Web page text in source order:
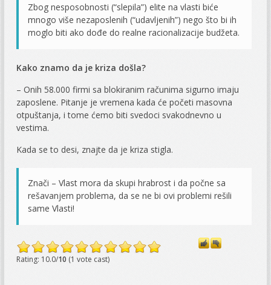
Zbog nesposobnosti (“slepila”) elite na vlasti biće
mnogo više nezaposlenih (“udavljenih”) nego što bi ih
moglo biti ako dođe do realne racionalizacije budžeta.
Kako znamo da je kriza došla?
– Onih 58.000 firmi sa blokiranim računima sigurno imaju
zaposlene. Pitanje je vremena kada će početi masovna
otpuštanja, i tome ćemo biti svedoci svakodnevno u
vestima.
Kada se to desi, znajte da je kriza stigla.
Znači – Vlast mora da skupi hrabrost i da počne sa
rešavanjem problema, da se ne bi ovi problemi rešili
same Vlasti!
Rating: 10.0/10 (1 vote cast)